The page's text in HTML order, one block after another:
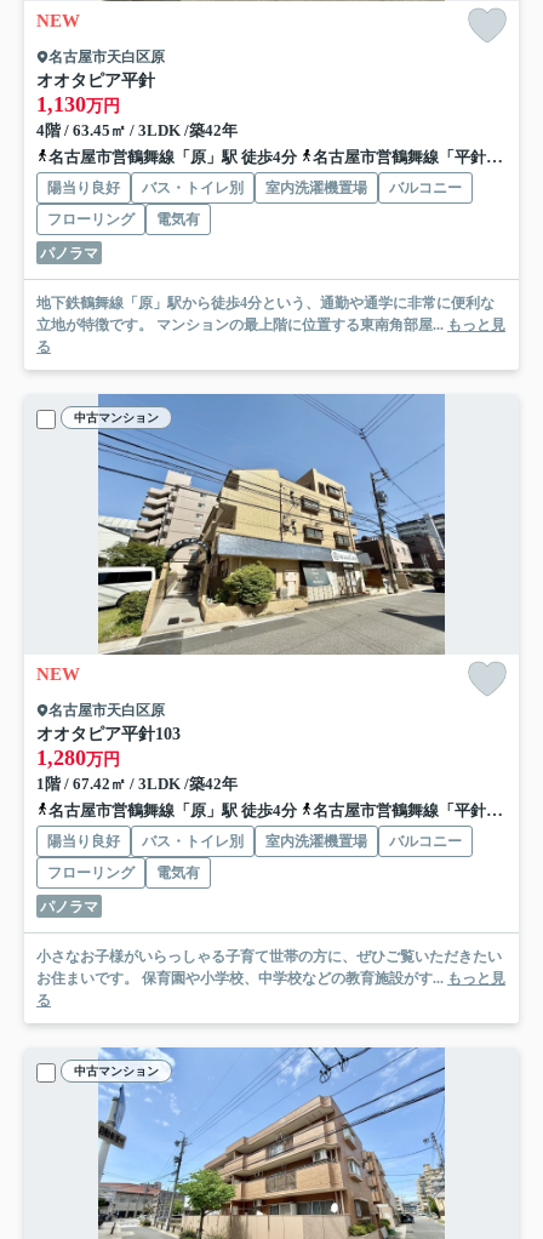
NEW
名古屋市天白区原
オオタピア平針
1,130万円
4階 / 63.45㎡ / 3LDK /築42年
名古屋市営鶴舞線「原」駅 徒歩4分
名古屋市営鶴舞線「平針」駅 徒歩12分
陽当り良好 バス・トイレ別 室内洗濯機置場
バルコニー
フローリング
電気有
パノラマ
地下鉄鶴舞線「原」駅から徒歩4分という、通勤や通学に非常に便利な
立地が特徴です。 マンションの最上階に位置する東南角部屋... もっと見
る
中古マンション
NEW
名古屋市天白区原
オオタピア平針103
1,280万円
1階 / 67.42㎡ / 3LDK /築42年
名古屋市営鶴舞線「原」駅 徒歩4分
名古屋市営鶴舞線「平針」駅 徒歩12分
陽当り良好 バス・トイレ別 室内洗濯機置場
バルコニー
フローリング
電気有
パノラマ
小さなお子様がいらっしゃる子育て世帯の方に、ぜひご覧いただきたい
お住まいです。 保育園や小学校、中学校などの教育施設がす... もっと見
る
中古マンション